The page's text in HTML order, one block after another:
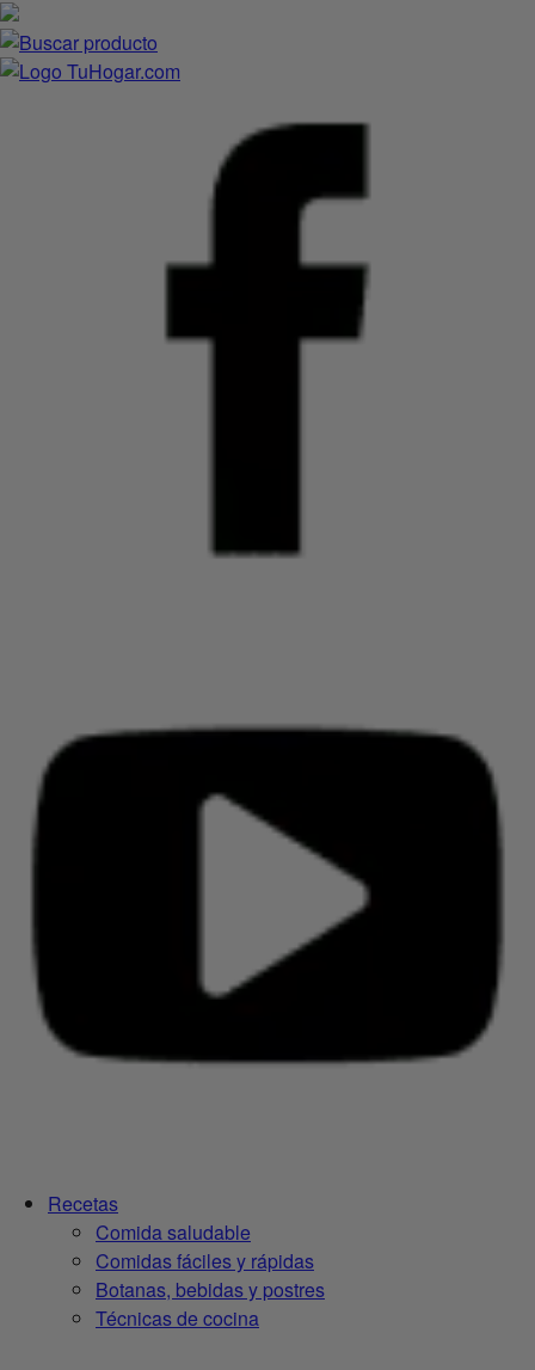
Recetas
Comida saludable
Comidas fáciles y rápidas
Botanas, bebidas y postres
Técnicas de cocina